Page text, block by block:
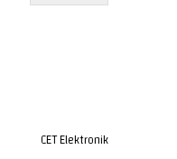
CET Elektronik